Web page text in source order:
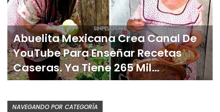
Abuelita Mexicana Crea Canal De
YouTube Para Enseñar Recetas
Caseras. Ya Tiene 265 Mil…
NAVEGANDO POR CATEGORÍA